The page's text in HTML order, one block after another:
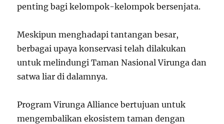
penting bagi kelompok-kelompok bersenjata.
Meskipun menghadapi tantangan besar,
berbagai upaya konservasi telah dilakukan
untuk melindungi Taman Nasional Virunga dan
satwa liar di dalamnya.
Program Virunga Alliance bertujuan untuk
mengembalikan ekosistem taman dengan